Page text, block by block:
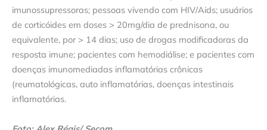
imunossupressoras; pessoas vivendo com HIV/Aids; usuários
de corticóides em doses > 20mg/dia de prednisona, ou
equivalente, por > 14 dias; uso de drogas modificadoras da
resposta imune; pacientes com hemodiálise; e pacientes com
doenças imunomediadas inflamatórias crônicas
(reumatológicas, auto inflamatórias, doenças intestinais
inflamatórias.